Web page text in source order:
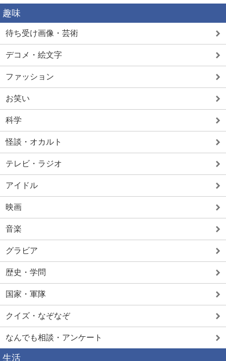
趣味
待ち受け画像・芸術
デコメ・絵文字
ファッション
お笑い
科学
怪談・オカルト
テレビ・ラジオ
アイドル
映画
音楽
グラビア
歴史・学問
国家・軍隊
クイズ・なぞなぞ
なんでも相談・アンケート
生活